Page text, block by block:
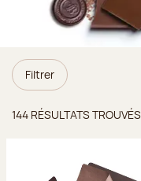
Filtrer
144 RÉSULTATS TROUVÉS